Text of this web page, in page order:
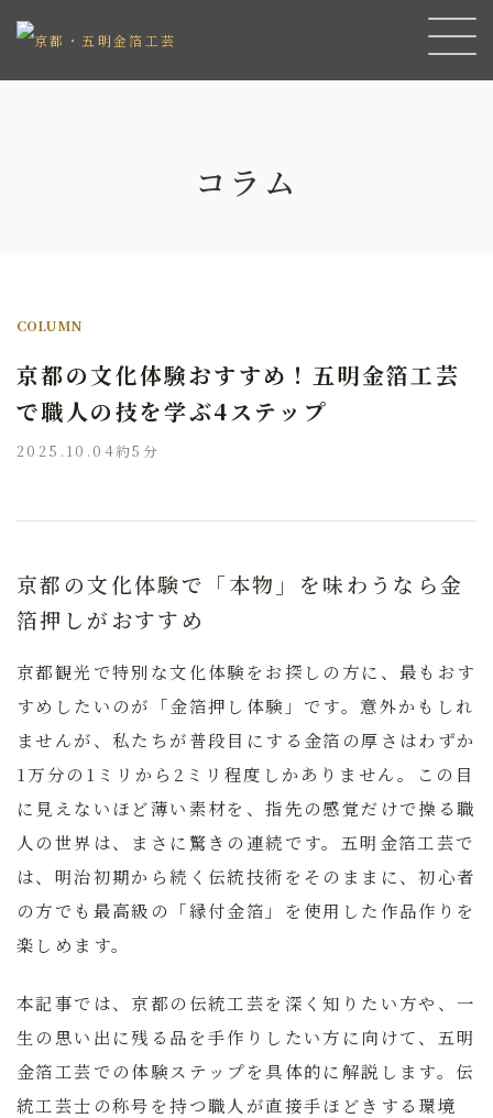
コラム
COLUMN
京都の文化体験おすすめ！五明金箔工芸
で職人の技を学ぶ4ステップ
2025.10.04約5分
京都の文化体験で「本物」を味わうなら金
箔押しがおすすめ
京都観光で特別な文化体験をお探しの方に、最もおす
すめしたいのが「金箔押し体験」です。意外かもしれ
ませんが、私たちが普段目にする金箔の厚さはわずか
1万分の1ミリから2ミリ程度しかありません。この目
に見えないほど薄い素材を、指先の感覚だけで操る職
人の世界は、まさに驚きの連続です。 五明金箔工芸で
は、明治初期から続く伝統技術をそのままに、初心者
の方でも最高級の「縁付金箔」を使用した作品作りを
楽しめます。
本記事では、京都の伝統工芸を深く知りたい方や、一
生の思い出に残る品を手作りしたい方に向けて、五明
金箔工芸での体験ステップを具体的に解説します。伝
統工芸士の称号を持つ職人が直接手ほどきする環境